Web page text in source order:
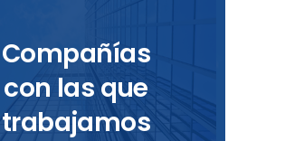
Compañías
con las que
trabajamos